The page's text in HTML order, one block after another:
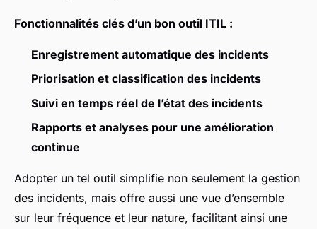
Fonctionnalités clés d’un bon outil ITIL :
Enregistrement automatique des incidents
Priorisation et classification des incidents
Suivi en temps réel de l’état des incidents
Rapports et analyses pour une amélioration
continue
Adopter un tel outil simplifie non seulement la gestion
des incidents, mais offre aussi une vue d’ensemble
sur leur fréquence et leur nature, facilitant ainsi une